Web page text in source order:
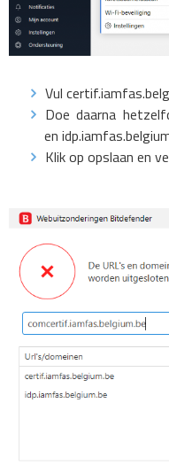
Vul
Doe daarna
en
Klik op opslaan en